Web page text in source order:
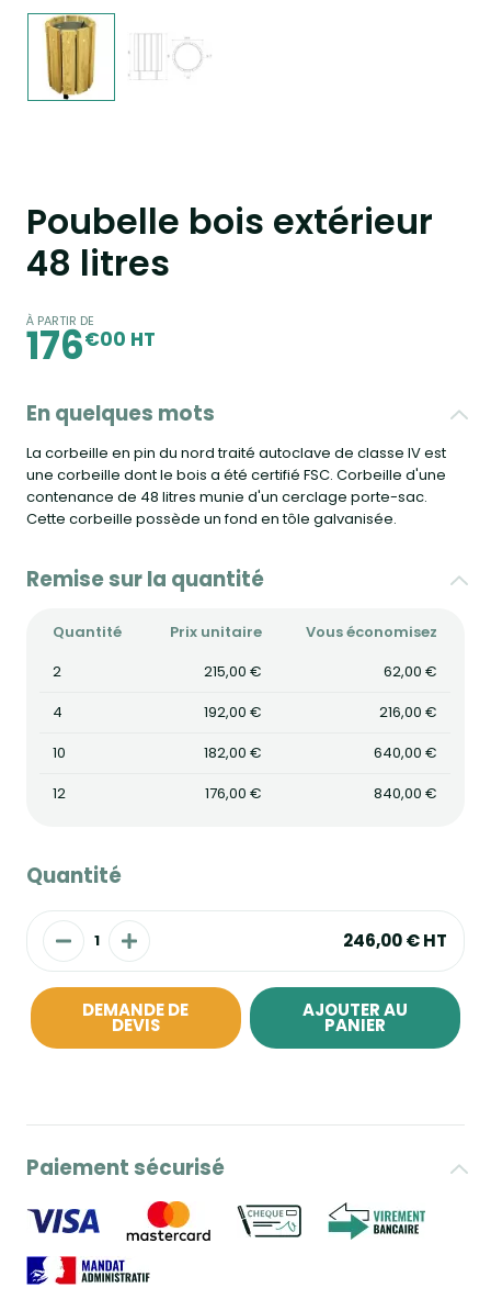
Poubelle bois extérieur
48 litres
À PARTIR DE
176€00 HT
En quelques mots
La corbeille en pin du nord traité autoclave de classe IV est
une corbeille dont le bois a été certifié FSC. Corbeille d'une
contenance de 48 litres munie d'un cerclage porte-sac.
Cette corbeille possède un fond en tôle galvanisée.
Remise sur la quantité
Quantité Prix unitaire
Vous économisez
2
215,00 €
62,00 €
4
192,00 €
216,00 €
10
182,00 €
640,00 €
12
176,00 € 840,00 €
Quantité
246,00 €HT
DEMANDE DE
DEVIS
AJOUTER AU
PANIER
Paiement sécurisé